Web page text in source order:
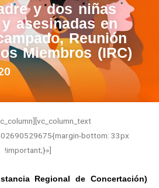
y dos niñas
asesinadas en
Reunión
Miembros (IRC)
bottom: 33px
!important;}»]
Regional de Concertación)